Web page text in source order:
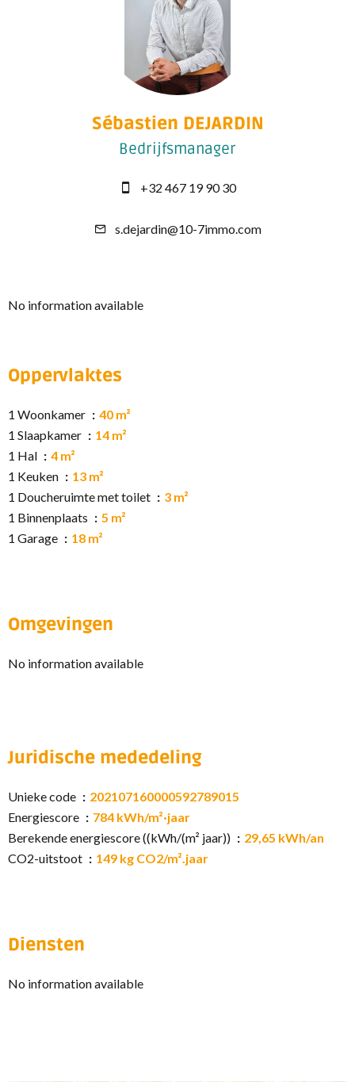
Sébastien DEJARDIN
Bedrijfsmanager
+32 467 19 90 30
s.dejardin@10-7immo.com
No information available
Oppervlaktes
1 Woonkamer
40 m²
1 Slaapkamer
14 m²
1 Hal
4 m²
1 Keuken
13 m²
1 Doucheruimte met toilet
3 m²
1 Binnenplaats
5 m²
1 Garage
18 m²
Omgevingen
No information available
Juridische mededeling
Unieke code
202107160000592789015
Energiescore
784 kWh/m²·jaar
Berekende energiescore ((kWh/(m² jaar))
29,65 kWh/an
CO2-uitstoot
149 kg CO2/m².jaar
Diensten
No information available